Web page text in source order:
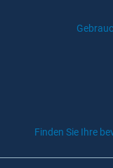
Finden Sie Ihre